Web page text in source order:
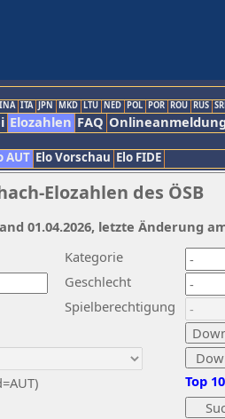
INA ITA JPN MKD LTU NED POL POR ROU RUS
Elozahlen FAQ
AUT Elo Vorschau Elo FIDE
Elozahlen des ÖSB
Kategorie
Geschlecht
Spielberechtigung
Top
01.04.2026, letzte Änderung